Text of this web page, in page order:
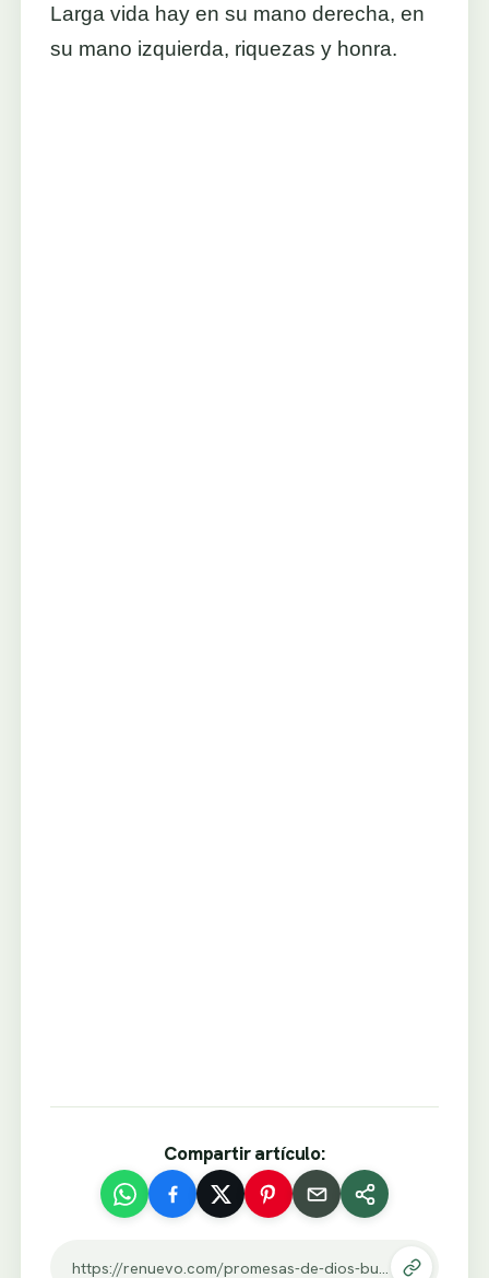
Larga vida hay en su mano derecha, en
su mano izquierda, riquezas y honra.
Compartir artículo: